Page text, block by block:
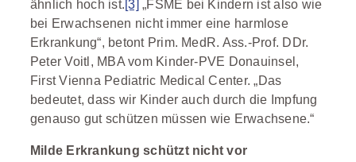
ähnlich hoch ist.[3] „FSME bei Kindern ist also wie
bei Erwachsenen nicht immer eine harmlose
Erkrankung“, betont Prim. MedR. Ass.-Prof. DDr.
Peter Voitl, MBA vom Kinder-PVE Donauinsel,
First Vienna Pediatric Medical Center. „Das
bedeutet, dass wir Kinder auch durch die Impfung
genauso gut schützen müssen wie Erwachsene.“
Milde Erkrankung schützt nicht vor